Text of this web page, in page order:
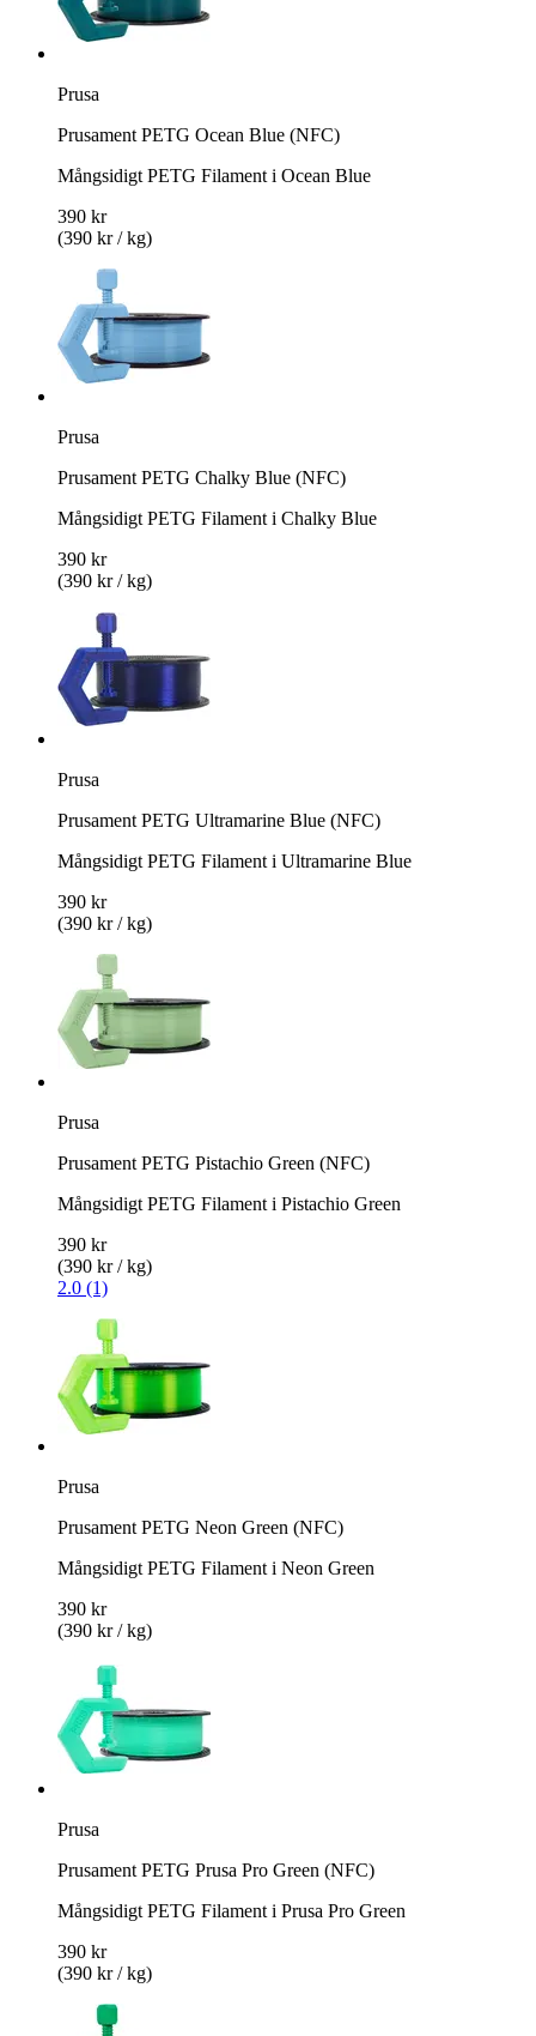
Prusa
Prusament PETG Ocean Blue (NFC)
Mångsidigt PETG Filament i Ocean Blue
390 kr
(390 kr / kg)
Prusa
Prusament PETG Chalky Blue (NFC)
Mångsidigt PETG Filament i Chalky Blue
390 kr
(390 kr / kg)
Prusa
Prusament PETG Ultramarine Blue (NFC)
Mångsidigt PETG Filament i Ultramarine Blue
390 kr
(390 kr / kg)
Prusa
Prusament PETG Pistachio Green (NFC)
Mångsidigt PETG Filament i Pistachio Green
390 kr
(390 kr / kg)
2.0 (1)
Prusa
Prusament PETG Neon Green (NFC)
Mångsidigt PETG Filament i Neon Green
390 kr
(390 kr / kg)
Prusa
Prusament PETG Prusa Pro Green (NFC)
Mångsidigt PETG Filament i Prusa Pro Green
390 kr
(390 kr / kg)